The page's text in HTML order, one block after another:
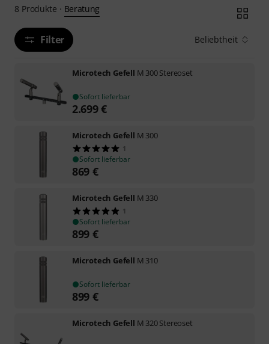
8 Produkte · Beratung
Filter Beliebtheit
Microtech Gefell M 300 Stereoset
Sofort lieferbar
2.699€
Microtech Gefell M 300
1
Sofort lieferbar
869 €
Microtech Gefell M 330
1
Sofort lieferbar
899 €
Microtech Gefell M 310
Sofort lieferbar
899 €
Microtech Gefell M 320 Stereoset